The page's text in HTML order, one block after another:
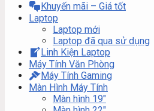
Khuyến mãi – Giá tốt
Laptop
Laptop mới
Laptop đã qua sử dụng
Linh Kiện Laptop
Máy Tính Văn Phòng
Máy Tính Gaming
Màn Hình Máy Tính
Màn hình 19″